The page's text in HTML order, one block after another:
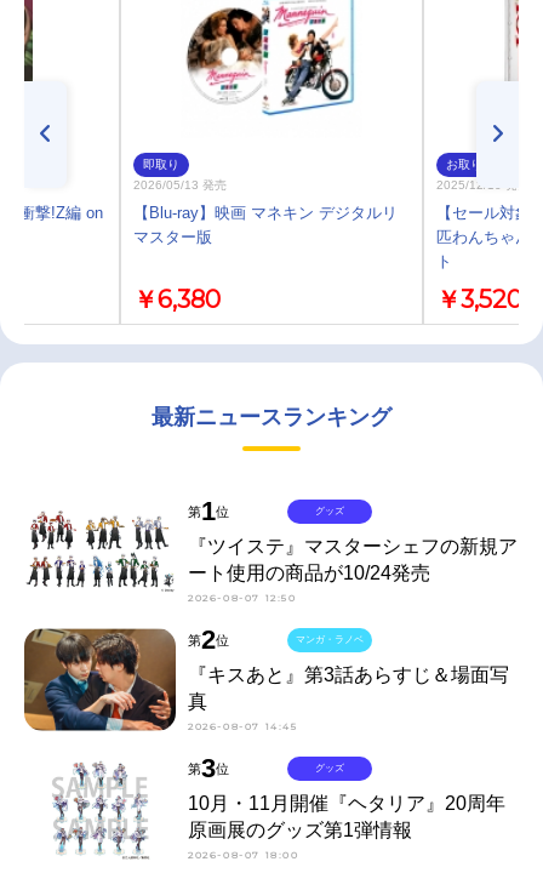
衝撃!Z編 on
即取り
2026/05/13 発売
【Blu-ray】映画 マネキン デジタルリ
マスター版
￥6,380
お取り寄せ
2025/12/10 発売
【セール対象
匹わんちゃん
ト
￥3,520
最新ニュースランキング
第1位
『ツイステ』マスターシェフの新規ア
ート使用の商品が10/24発売
2026-08-07 12:50
グッズ
第2位
『キスあと』第3話あらすじ＆場面写
真
2026-08-07 14:45
マンガ・ラノベ
第3位
10月・11月開催『ヘタリア』20周年
原画展のグッズ第1弾情報
2026-08-07 18:00
グッズ